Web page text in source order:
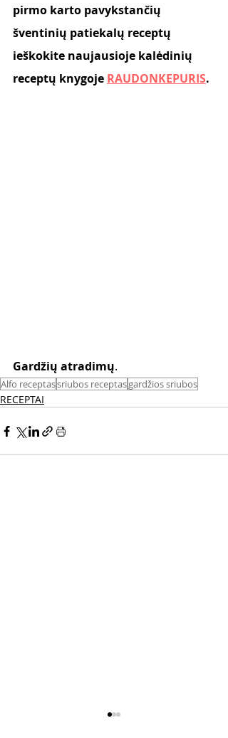
pirmo karto pavykstančių
šventinių patiekalų receptų
ieškokite naujausioje kalėdinių
receptų knygoje RAUDONKEPURIS.
Gardžių atradimų.
Alfo receptassriubos receptasgardžios sriubos
RECEPTAI